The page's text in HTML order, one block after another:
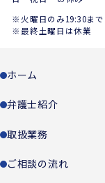
※火曜日のみ19:30まで
※最終土曜日は休業
ホーム
弁護士紹介
取扱業務
ご相談の流れ